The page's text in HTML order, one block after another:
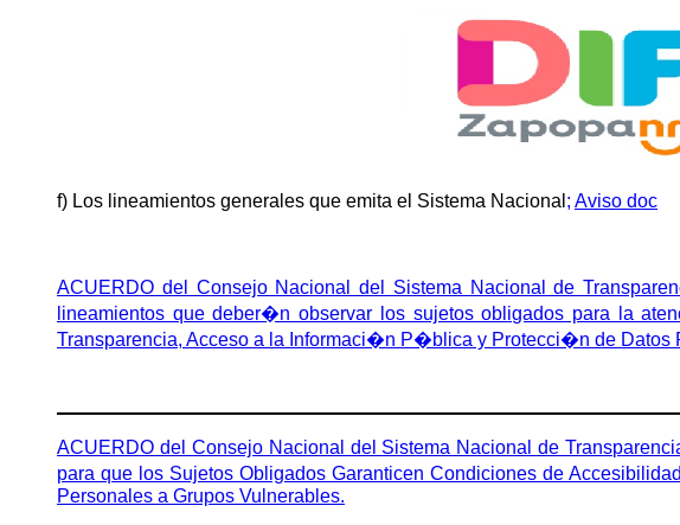
f) Los lineamientos generales que emita el Sistema Nacional ; Aviso doc
ACUERDO del Consejo Nacional del Sistema Nacional de
lineamientos que deber�n observar los sujetos obligados para la
Transparencia, Acceso a la Informaci�n P�blica y Protecci�n de Datos
ACUERDO del Consejo Nacional del Sistema Nacional de
para que los Sujetos Obligados Garanticen Condiciones de
Personales a Grupos Vulnerables.